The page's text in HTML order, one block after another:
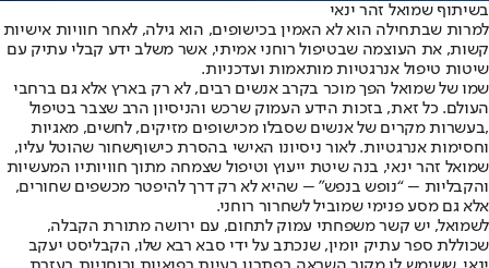
בשיתוף שמואל זהר ינאי
למרות שבתחילה הוא לא האמין בכישופים, הוא גילה, לאחר חוויות אישיות
קשות, את העוצמה שבטיפול רוחני אמיתי, אשר משלב ידע קבלי עתיק עם
שיטות טיפול אנרגטיות מותאמות ועדכניות.
שמו של שמואל הפך מוכר בקרב אנשים רבים, לא רק בארץ אלא גם ברחבי
העולם. כל זאת, בזכות הידע העמוק שרכש והניסיון הרב שצבר בטיפול
,בעשרות מקרים של אנשים שסבלו מכישופים מזיקים, לחשים, מאגיות
וחסימות אנרגטיות. לאור ניסיונו האישי בהסרת כישוףשחור שהוטל עליו,
שמואל זהר ינאי, בנה שיטת ייעוץ וטיפול שצמחה מתוך חוויותיו המעשיות
והקבליות – “נופש בנפש” – שהיא לא רק דרך להיפטר מכשפים שחורים,
אלא גם מסע פנימי שמוביל לשחרור רוחני.
לשמואל, יש קשר משפחתי עמוק לתחום, עם ירושה מתורת הקבלה,
שכוללת ספר עתיק יומין, שנכתב על ידי סבא רבא שלו, הקבליסט יעקב